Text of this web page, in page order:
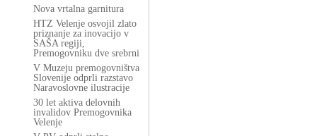
Nova vrtalna garnitura
HTZ Velenje osvojil zlato
priznanje za inovacijo v
SAŠA regiji,
Premogovniku dve srebrni
V Muzeju premogovništva
Slovenije odprli razstavo
Naravoslovne ilustracije
30 let aktiva delovnih
invalidov Premogovnika
Velenje